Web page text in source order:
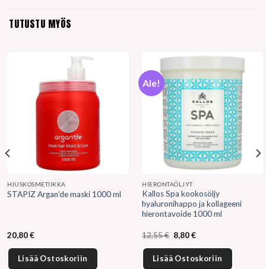
TUTUSTU MYÖS
HIUSKOSMETIIKKA
STAPIZ Argan’de maski 1000 ml
20,80€
Lisää Ostoskoriin
Ale!
HIERONTAÖLJYT
Kallos Spa kookosöljy
hyaluronihappo ja kollageeni
hierontavoide 1000 ml
12,55€ Alkuperäinen
hinta
oli:
12,55 €.
8,80€Nykyinen
on:
8,80 €.
Lisää Ostoskoriin